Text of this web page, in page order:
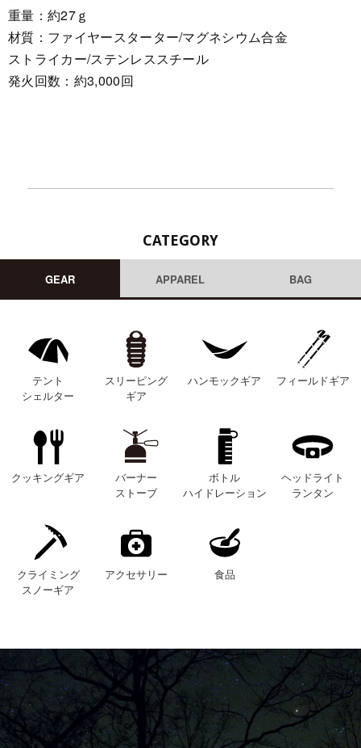
重量：約27ｇ
材質：ファイヤースターター/マグネシウム合金
ストライカー/ステンレススチール
発火回数：約3,000回
CATEGORY
GEAR APPAREL BAG
テント
シェルター
スリーピング
ギア
ハンモックギア フィールドギア
クッキングギア
バーナー
ストーブ
ボトル
ハイドレーション
ヘッドライト
ランタン
クライミング
スノーギア
アクセサリー 食品